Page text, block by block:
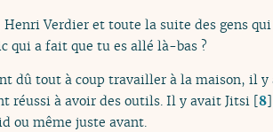
Verdier et toute la suite des gens
qui a fait que tu es allé là-bas ?
dû tout à coup travailler à la maison, il y
réussi à avoir des outils. Il y avait Jitsi [8]
ou même juste avant.